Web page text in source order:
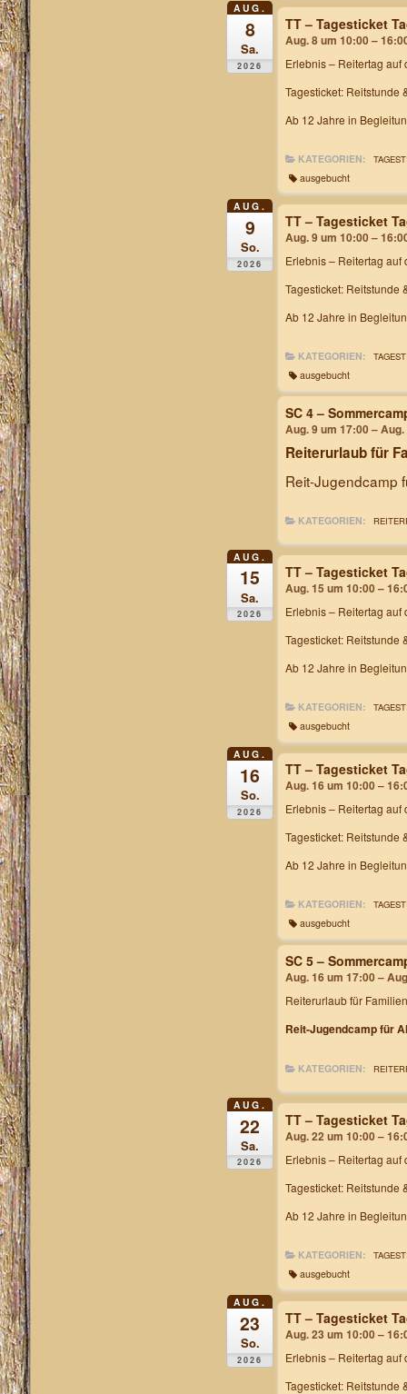
AUG.
8
Sa.
2026
TT – Tagesticket
Aug. 8 um 10:00 –
Erlebnis – Reitertag auf
Tagesticket: Reitstunde
Ab 12 Jahre in
KATEGORIEN:
ausgebucht
AUG.
9
So.
2026
TT – Tagesticket
Aug. 9 um 10:00 –
Erlebnis – Reitertag auf
Tagesticket: Reitstunde
Ab 12 Jahre in
KATEGORIEN:
ausgebucht
SC 4 –
Aug. 9 um 17:00 –
Reiterurlaub für
Reit-Jugendcamp
KATEGORIEN:
AUG.
15
Sa.
2026
TT – Tagesticket
Aug. 15 um 10:00 –
Erlebnis – Reitertag auf
Tagesticket: Reitstunde
Ab 12 Jahre in
KATEGORIEN:
ausgebucht
AUG.
16
So.
2026
TT – Tagesticket
Aug. 16 um 10:00 –
Erlebnis – Reitertag auf
Tagesticket: Reitstunde
Ab 12 Jahre in
KATEGORIEN:
ausgebucht
SC 5 –
Aug. 16 um 17:00 –
Reiterurlaub für Familien
Reit-Jugendcamp für
KATEGORIEN:
AUG.
22
Sa.
2026
TT – Tagesticket
Aug. 22 um 10:00 –
Erlebnis – Reitertag auf
Tagesticket: Reitstunde
Ab 12 Jahre in
KATEGORIEN:
ausgebucht
AUG.
23
So.
2026
TT – Tagesticket
Aug. 23 um 10:00 –
Erlebnis – Reitertag auf
Tagesticket: Reitstunde